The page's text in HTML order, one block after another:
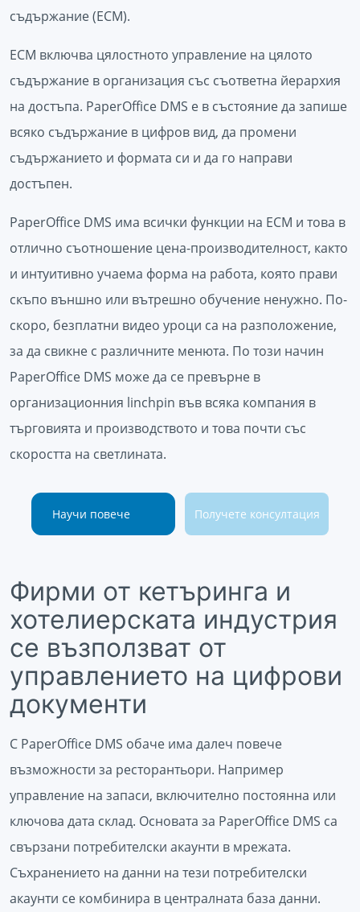
съдържание (ECM).
ECM включва цялостното управление на цялото
съдържание в организация със съответна йерархия
на достъпа. PaperOffice DMS е в състояние да запише
всяко съдържание в цифров вид, да промени
съдържанието и формата си и да го направи
достъпен.
PaperOffice DMS има всички функции на ECM и това в
отлично съотношение цена-производителност, както
и интуитивно учаема форма на работа, която прави
скъпо външно или вътрешно обучение ненужно. По-
скоро, безплатни видео уроци са на разположение,
за да свикне с различните менюта. По този начин
PaperOffice DMS може да се превърне в
организационния linchpin във всяка компания в
търговията и производството и това почти със
скоростта на светлината.
Научи повече Получете консултация
Фирми от кетъринга и
хотелиерската индустрия
се възползват от
управлението на цифрови
документи
С PaperOffice DMS обаче има далеч повече
възможности за ресторантьори. Например
управление на запаси, включително постоянна или
ключова дата склад. Основата за PaperOffice DMS са
свързани потребителски акаунти в мрежата.
Съхранението на данни на тези потребителски
акаунти се комбинира в централната база данни.